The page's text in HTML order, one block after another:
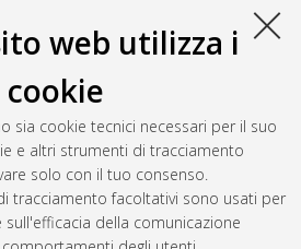
web utilizza i
cookie
sia cookie tecnici necessari per il suo
e altri strumenti di tracciamento
solo con il tuo consenso.
tracciamento facoltativi sono usati per
della comunicazione
del documento: